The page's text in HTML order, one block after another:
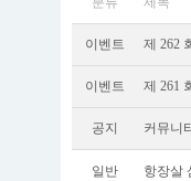
이벤트 제 262
이벤트 제 261
공지 커뮤니
일반 항장살